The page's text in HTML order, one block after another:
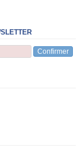
Confirmer